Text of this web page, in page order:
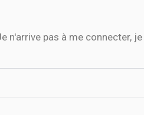
n'arrive pas à me connecter,